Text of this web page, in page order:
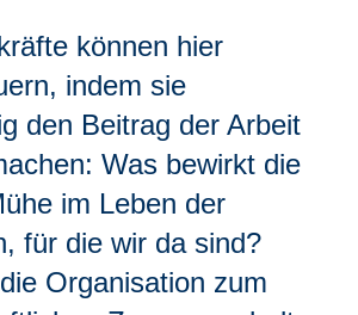
können hier
indem sie
den Beitrag der Arbeit
Was bewirkt die
im Leben der
für die wir da sind?
Organisation zum